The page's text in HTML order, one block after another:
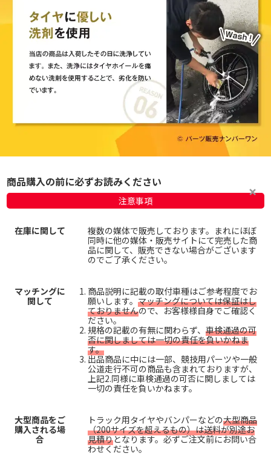
商品購入の前に必ずお読みください
注意事項
在庫に関して
複数の媒体で販売しております。まれにほぼ
同時に他の媒体・販売サイトにて完売した商
品に関して、販売できない場合がございます
のでご了承ください。
マッチングに
関して
商品説明に記載の取付車種はご参考程度でお
願いします。 マッチングについては保証はし
ておりませんので、お客様様自身でご確認く
ださい。
規格の記載の有無に関わらず、 車検通過の可
否に関しましては一切の責任を負いかねま
す。
出品商品に中には一部、競技用パーツや一般
公道走行不可の商品も含まれておりますが、
上記2.同様に車検通過の可否に関しましては
一切の責任を負いかねます。
大型商品をご
購入される場
合
トラック用タイヤやバンパーなどの大型商品
（200サイズを超えるもの）は送料が別途お
見積りとなります。必ずご注文前にお問い合
わせください。